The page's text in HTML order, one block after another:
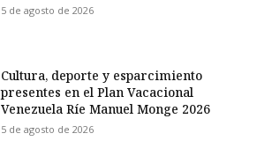
5 de agosto de 2026
Cultura, deporte y esparcimiento
presentes en el Plan Vacacional
Venezuela Ríe Manuel Monge 2026
5 de agosto de 2026